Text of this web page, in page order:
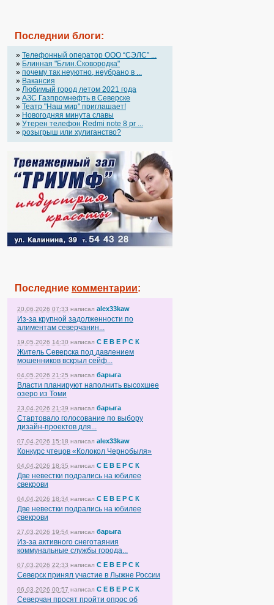
Последнии блоги:
» Телефонный оператор OOO “СЭЛС” ...
» Блинная "Блин.Сковородка"
» почему так неуютно, неубрано в ...
» Вакансия
» Любимый город летом 2021 года
» АЗС Газпромнефть в Северске
» Театр "Наш мир" приглашает!
» Новогодняя минута славы
» Утерен телефон Redmi note 8 pr ...
» розыгрыш или хулиганство?
Последние комментарии:
20.06.2026 07:33 написал alex33kaw
Из-за крупной задолженности по
алиментам северчанин...
19.05.2026 14:30 написал С Е В Е Р С К
Житель Северска под давлением
мошенников вскрыл сейф...
04.05.2026 21:25 написал барыга
Власти планируют наполнить высохшее
озеро из Томи
23.04.2026 21:39 написал барыга
Стартовало голосование по выбору
дизайн-проектов для...
07.04.2026 15:18 написал alex33kaw
Конкурс чтецов «Колокол Чернобыля»
04.04.2026 18:35 написал С Е В Е Р С К
Две невестки подрались на юбилее
свекрови
04.04.2026 18:34 написал С Е В Е Р С К
Две невестки подрались на юбилее
свекрови
27.03.2026 19:54 написал барыга
Из-за активного снеготаяния
коммунальные службы города...
07.03.2026 22:33 написал С Е В Е Р С К
Северск принял участие в Лыжне России
06.03.2026 00:57 написал С Е В Е Р С К
Северчан просят пройти опрос об